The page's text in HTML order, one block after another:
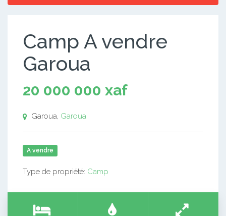
Camp A vendre
Garoua
20 000 000 xaf
Garoua, Garoua
A vendre
Type de propriété: Camp